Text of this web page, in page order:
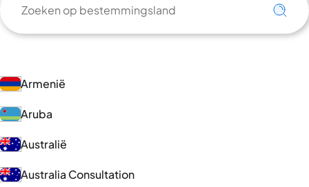
Armenië
Aruba
Australië
Australia Consultation